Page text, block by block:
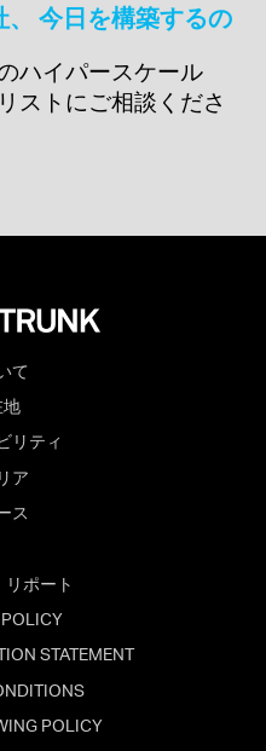
今日を構築するの
ハイパースケール
ストにご相談くださ
て
地
リティ
ア
ス
リポート
STATEMENT
POLICY